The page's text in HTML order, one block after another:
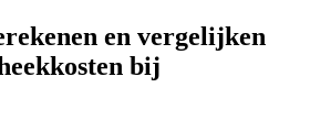
en vergelijken
bij